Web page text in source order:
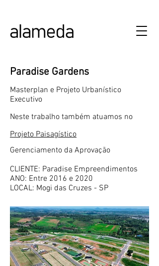
Paradise Gardens
Masterplan e Projeto Urbanístico
Executivo
Neste trabalho também atuamos no
Projeto Paisagístico
Gerenciamento da Aprovação
CLIENTE: Paradise Empreendimentos
ANO: Entre 2016 e 2020
LOCAL: Mogi das Cruzes - SP